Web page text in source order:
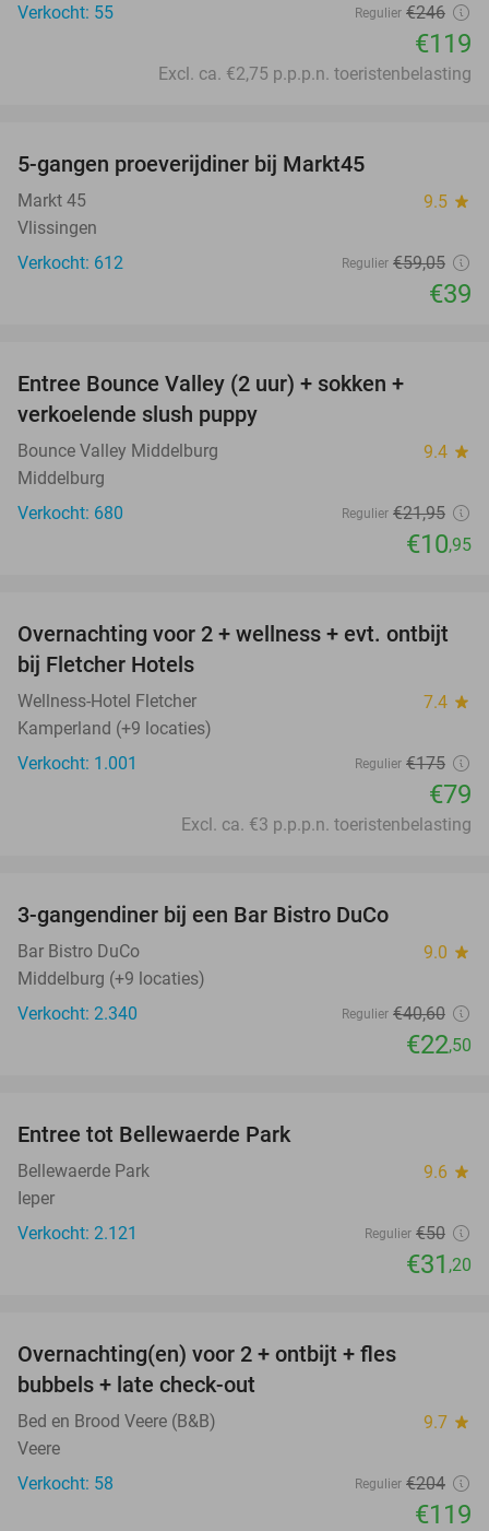
Verkocht: 55
Regulier €246
€119
Excl. ca. €2,75 p.p.p.n. toeristenbelasting
5-gangen proeverijdiner bij Markt45
Markt 45 9.5 star
Vlissingen
Verkocht: 612
Regulier €59,05
€39
Entree Bounce Valley (2 uur) + sokken +
verkoelende slush puppy
Bounce Valley Middelburg 9.4 star
Middelburg
Verkocht: 680
Regulier €21,95
€10,95
55%
Overnachting voor 2 + wellness + evt. ontbijt
bij Fletcher Hotels
Wellness-Hotel Fletcher 7.4 star
Kamperland (+9 locaties)
Verkocht: 1.001
Regulier €175
€79
Excl. ca. €3 p.p.p.n. toeristenbelasting
3-gangendiner bij een Bar Bistro DuCo
Bar Bistro DuCo 9.0 star
Middelburg (+9 locaties)
Verkocht: 2.340
Regulier €40,60
€22,50
Entree tot Bellewaerde Park
Bellewaerde Park 9.6 star
Ieper
Verkocht: 2.121
Regulier €50
€31 ,20
Overnachting(en) voor 2 + ontbijt + fles
bubbels + late check-out
Bed en Brood Veere (B&B) 9.7 star
Veere
Verkocht: 58
Regulier €204
€119